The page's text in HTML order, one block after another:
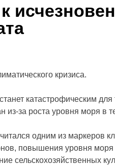
кризиса.
катастрофическим для
из-за роста уровня моря в
одним из маркеров
повышения уровня
сельскохозяйственных